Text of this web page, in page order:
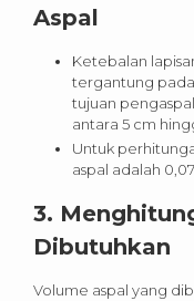
Aspal
Ketebalan
tergantung pada
tujuan
antara 5 cm
Untuk
aspal adalah
3.
Dibutuhkan
Volume aspal yang